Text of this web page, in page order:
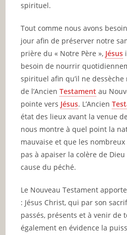
spirituel.
Tout comme nous avons
jour afin de préserver notre
prière du « Notre Père », Jésus
besoin de nourrir
spirituel afin qu’il ne
de l’AncienTestament au
pointe vers Jésus. L’Ancien
état des lieux avant la venue
nous montre à quel point la
mauvaise et que les
pas à apaiser la colère de
cause du péché.
Le Nouveau Testament
: Jésus Christ, qui par son
passés, présents et à venir de
également en évidence la